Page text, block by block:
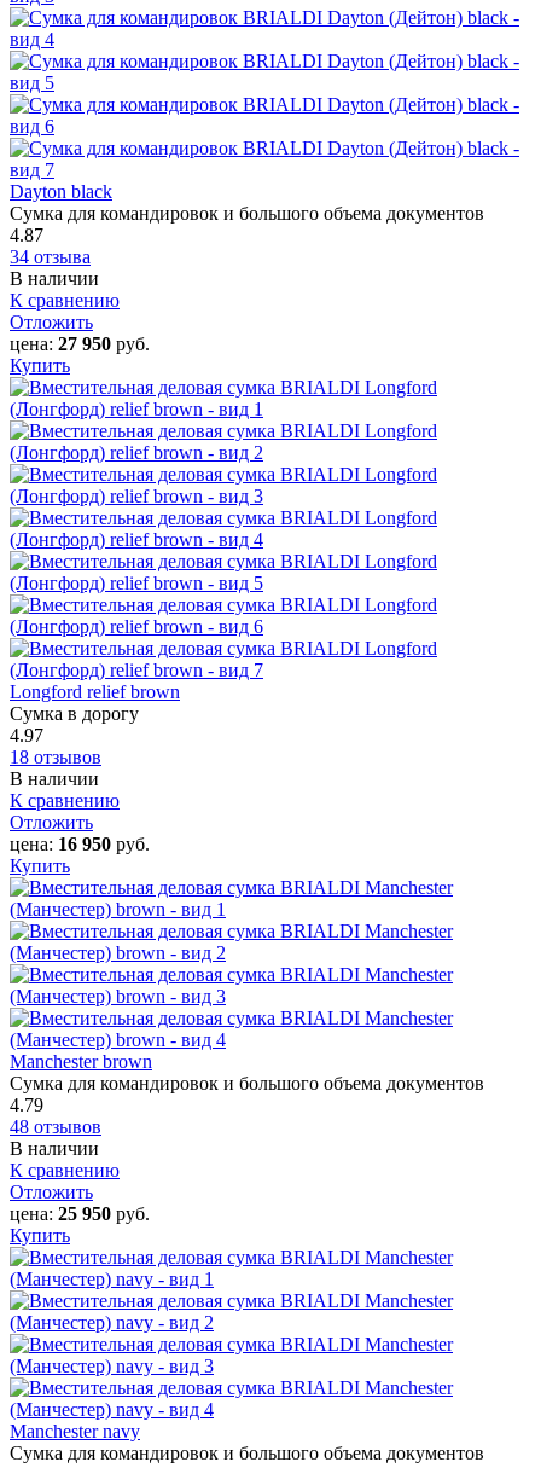
Dayton black
Сумка для командировок и большого объема документов
4.87
34 отзыва
В наличии
К сравнению
Отложить
цена: 27 950 руб.
Купить
Longford relief brown
Сумка в дорогу
4.97
18 отзывов
В наличии
К сравнению
Отложить
цена: 16 950 руб.
Купить
Manchester brown
Сумка для командировок и большого объема документов
4.79
48 отзывов
В наличии
К сравнению
Отложить
цена: 25 950 руб.
Купить
Manchester navy
Сумка для командировок и большого объема документов